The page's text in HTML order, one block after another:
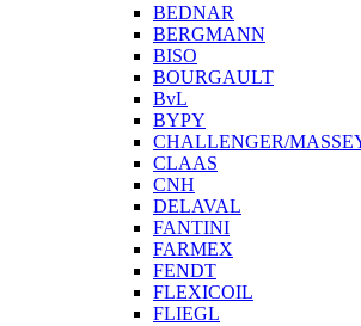
BEDNAR
BERGMANN
BISO
BOURGAULT
BvL
BYPY
CHALLENGER/
CLAAS
CNH
DELAVAL
FANTINI
FARMEX
FENDT
FLEXICOIL
FLIEGL